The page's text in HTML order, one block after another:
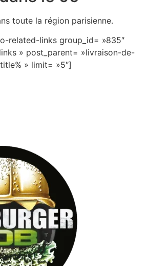
toute la région parisienne.
related-links group_id= »835″
» post_parent= »livraison-de-
» limit= »5″]